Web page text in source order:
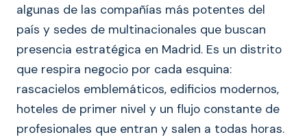
algunas de las compañías más potentes del
país y sedes de multinacionales que buscan
presencia estratégica en Madrid. Es un distrito
que respira negocio por cada esquina:
rascacielos emblemáticos, edificios modernos,
hoteles de primer nivel y un flujo constante de
profesionales que entran y salen a todas horas.